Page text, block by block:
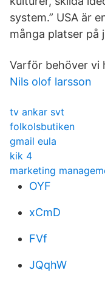
system.” USA är
många platser på
Varför behöver vi
Nils olof larsson
tv ankar svt
folkolsbutiken
gmail eula
kik 4
marketing
OYF
xCmD
FVf
JQqhW